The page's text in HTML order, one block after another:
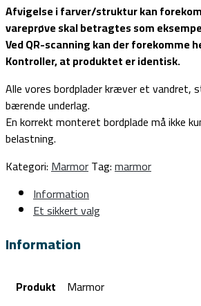
Afvigelse i farver/struktur kan
vareprøve skal betragtes som
Ved QR-scanning kan der forekomme
Kontroller, at produktet er identisk.
Alle vores bordplader kræver et vandret,
bærende underlag.
En korrekt monteret bordplade må ikke
belastning.
Kategori:MarmorTag:marmor
Information
Et sikkert valg
Information
Produkt Marmor